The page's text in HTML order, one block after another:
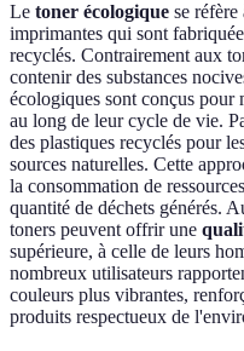
Le toner écologique se réfère
imprimantes qui sont
recyclés. Contrairement aux
contenir des substances
écologiques sont conçus
au long de leur cycle de vie.
des plastiques recyclés pour
sources naturelles. Cette
la consommation de
quantité de déchets générés.
toners peuvent offrir une
supérieure, à celle de leurs
nombreux utilisateurs
couleurs plus vibrantes,
produits respectueux de